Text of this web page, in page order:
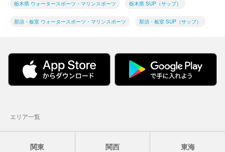
栃木県 ウォータースポーツ・マリンスポーツ 栃木県 SUP（サップ）
那須・板室 ウォータースポーツ・マリンスポーツ 那須・板室 SUP（サップ）
エリア一覧
関東 関西 東海